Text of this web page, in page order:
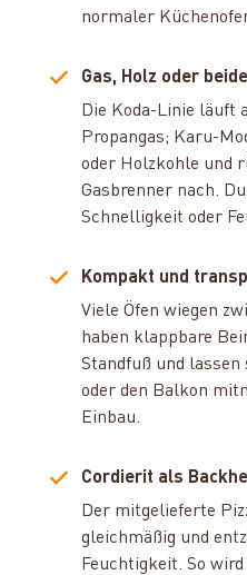
normaler
Gas, Holz oder
Die Koda-Linie läuft
Propangas; Karu-
oder Holzkohle und
Gasbrenner nach.
Schnelligkeit oder
Kompakt und
Viele Öfen wiegen
haben klappbare
Standfuß und
oder den Balkon
Einbau.
Cordierit als
Der mitgelieferte
gleichmäßig und
Feuchtigkeit. So